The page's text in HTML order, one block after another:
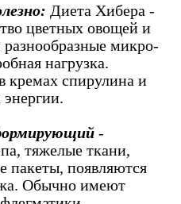
Диета Хибера -
цветных овощей и
разнообразные микро-
нагрузка.
кремах спирулина и
энергии.
-
тяжелые ткани,
пакеты, появляются
Обычно имеют